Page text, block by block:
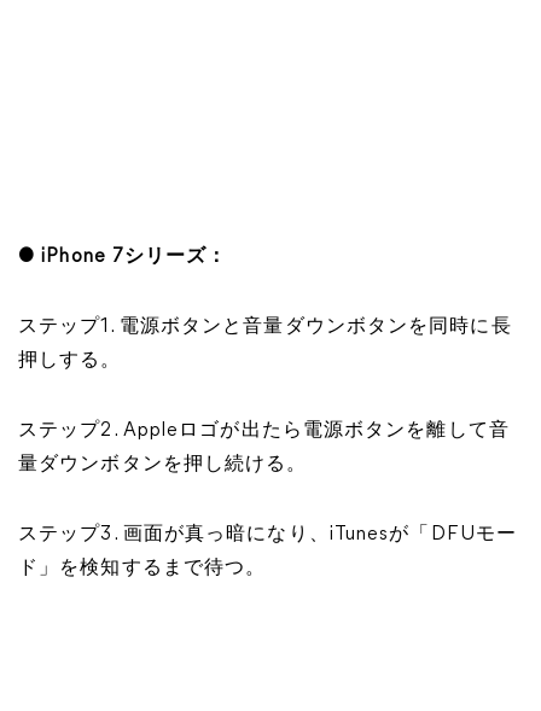
● iPhone 7シリーズ：
ステップ1. 電源ボタンと音量ダウンボタンを同時に長
押しする。
ステップ2. Appleロゴが出たら電源ボタンを離して音
量ダウンボタンを押し続ける。
ステップ3. 画面が真っ暗になり、iTunesが「DFUモー
ド」を検知するまで待つ。